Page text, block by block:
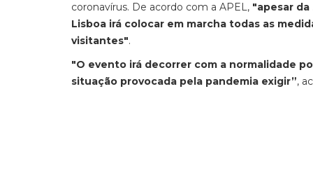
coronavírus. De acordo com a APEL, "apesar
Lisboa irá colocar em marcha todas as
visitantes".
"O evento irá decorrer com a normalidade
situação provocada pela pandemia exigir”,